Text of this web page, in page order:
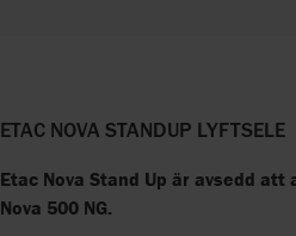
ETAC NOVA STANDUP LYFTSELE
Etac Nova Stand Up är avsedd
Nova 500 NG.